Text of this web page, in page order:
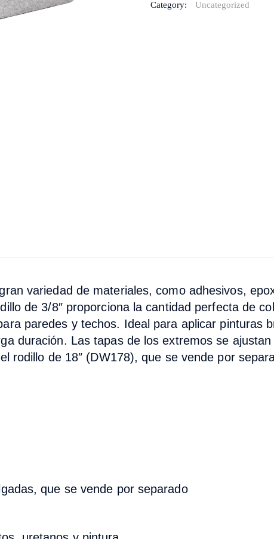
Category: Uncategorized
variedad de materiales, como adhesivos,
de 3/8″ proporciona la cantidad perfecta de
paredes y techos. Ideal para aplicar pinturas
duración. Las tapas de los extremos se
rodillo de 18″ (DW178), que se vende por
que se vende por separado